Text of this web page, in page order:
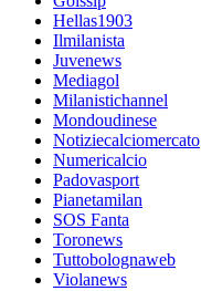
Hellas1903
Ilmilanista
Juvenews
Mediagol
Milanistichannel
Mondoudinese
Notiziecalciomercato
Numericalcio
Padovasport
Pianetamilan
SOS Fanta
Toronews
Tuttobolognaweb
Violanews